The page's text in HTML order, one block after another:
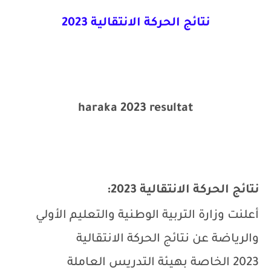
نتائج الحركة الانتقالية 2023
haraka 2023 resultat
نتائج الحركة الانتقالية 2023:
أعلنت وزارة التربية الوطنية والتعليم الأولي
والرياضة عن نتائج الحركة الانتقالية
2023 الخاصة بهيئة التدريس العاملة